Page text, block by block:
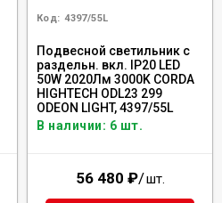
Код: 4397/55L
Подвесной светильник с
раздельн. вкл. IP20 LED
50W 2020Лм 3000K CORDA
HIGHTECH ODL23 299
ODEON LIGHT, 4397/55L
В наличии: 6 шт.
56 480 ₽/шт.